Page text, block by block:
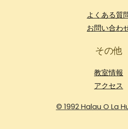
よくある質
お問い合わ
その他
教室情報
アクセス
© 1992 Halau O La